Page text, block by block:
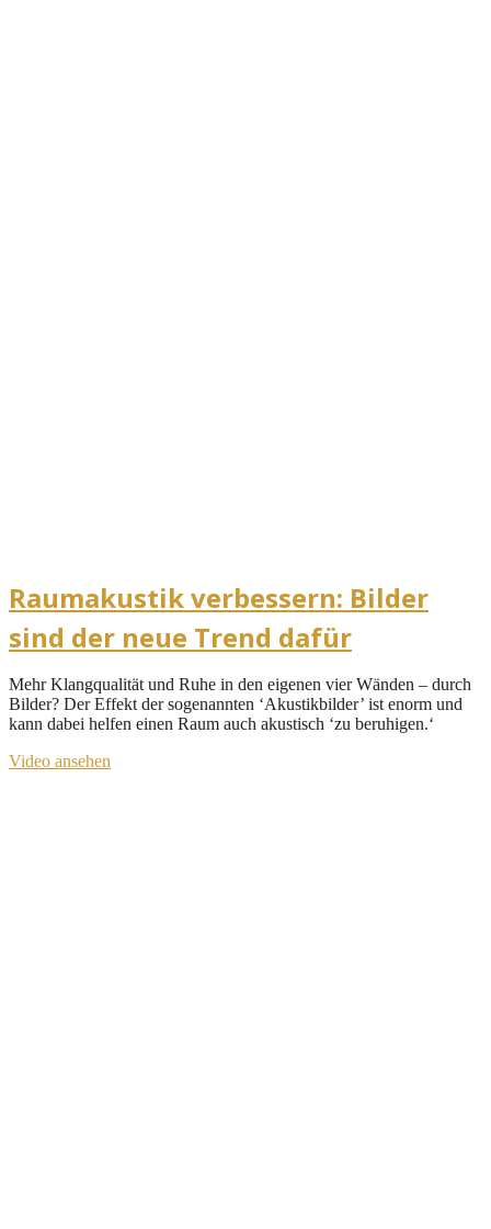
Raumakustik verbessern: Bilder
sind der neue Trend dafür
Mehr Klangqualität und Ruhe in den eigenen vier Wänden – durch
Bilder? Der Effekt der sogenannten ‘Akustikbilder’ ist enorm und
kann dabei helfen einen Raum auch akustisch ‘zu beruhigen.‘
Video ansehen